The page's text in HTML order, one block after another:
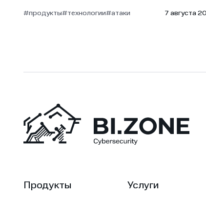
#продукты#технологии#атаки 7 августа
Продукты Услуги